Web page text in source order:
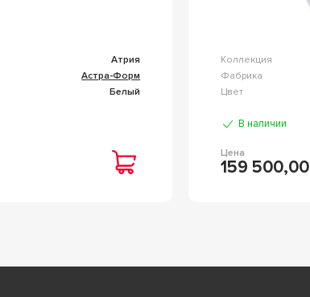
Атрия
Астра-Форм
Белый
Коллекция
Фабрика
Цвет
В наличии
Цена
159 500,00